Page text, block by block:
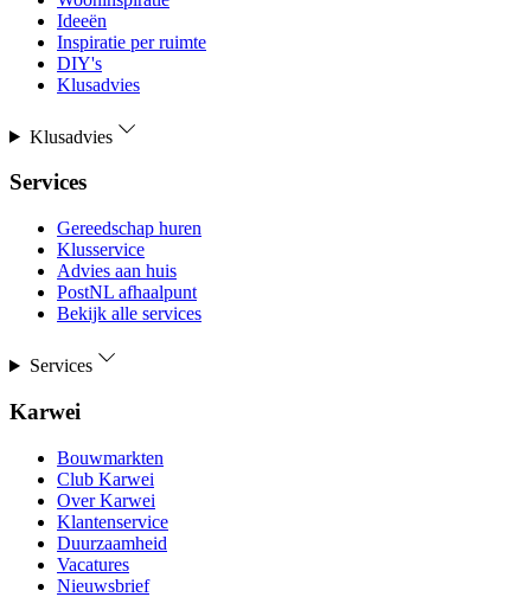
Ideeën
Inspiratie per ruimte
DIY's
Klusadvies
Klusadvies
Services
Gereedschap huren
Klusservice
Advies aan huis
PostNL afhaalpunt
Bekijk alle services
Services
Karwei
Bouwmarkten
Club Karwei
Over Karwei
Klantenservice
Duurzaamheid
Vacatures
Nieuwsbrief